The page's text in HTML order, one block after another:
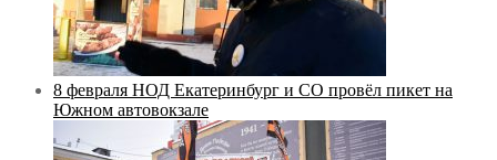
8 февраля НОД Екатеринбург и СО провёл пикет на
Южном автовокзале